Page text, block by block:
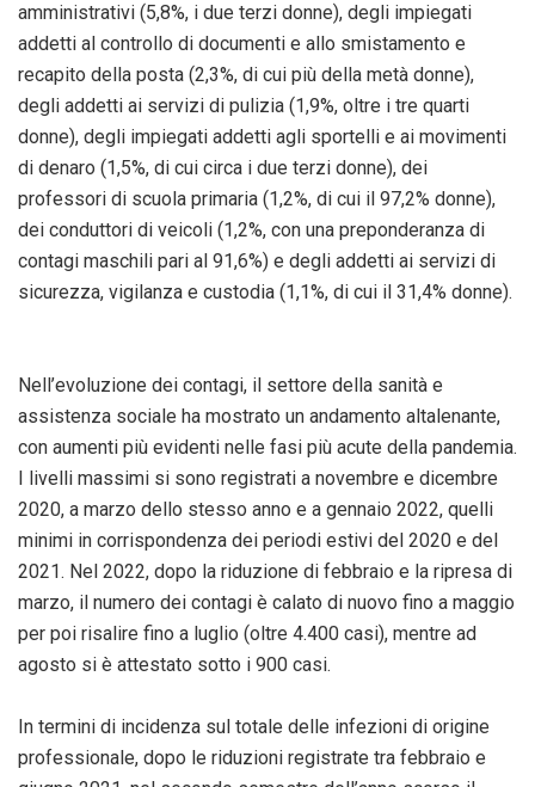
amministrativi (5,8%, i due terzi donne), degli impiegati
addetti al controllo di documenti e allo smistamento e
recapito della posta (2,3%, di cui più della metà donne),
degli addetti ai servizi di pulizia (1,9%, oltre i tre quarti
donne), degli impiegati addetti agli sportelli e ai movimenti
di denaro (1,5%, di cui circa i due terzi donne), dei
professori di scuola primaria (1,2%, di cui il 97,2% donne),
dei conduttori di veicoli (1,2%, con una preponderanza di
contagi maschili pari al 91,6%) e degli addetti ai servizi di
sicurezza, vigilanza e custodia (1,1%, di cui il 31,4% donne).
Nell’evoluzione dei contagi, il settore della sanità e
assistenza sociale ha mostrato un andamento altalenante,
con aumenti più evidenti nelle fasi più acute della pandemia.
I livelli massimi si sono registrati a novembre e dicembre
2020, a marzo dello stesso anno e a gennaio 2022, quelli
minimi in corrispondenza dei periodi estivi del 2020 e del
2021. Nel 2022, dopo la riduzione di febbraio e la ripresa di
marzo, il numero dei contagi è calato di nuovo fino a maggio
per poi risalire fino a luglio (oltre 4.400 casi), mentre ad
agosto si è attestato sotto i 900 casi.
In termini di incidenza sul totale delle infezioni di origine
professionale, dopo le riduzioni registrate tra febbraio e